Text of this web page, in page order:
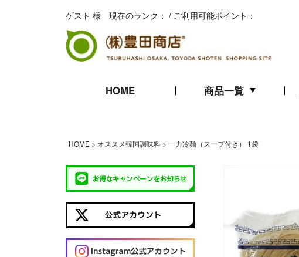
ゲスト 様 現在のランク： / ご利用可能ポイント：
HOME 商品一覧
HOME オススメ韓国調味料 一力冷麺（スープ付き） 1袋